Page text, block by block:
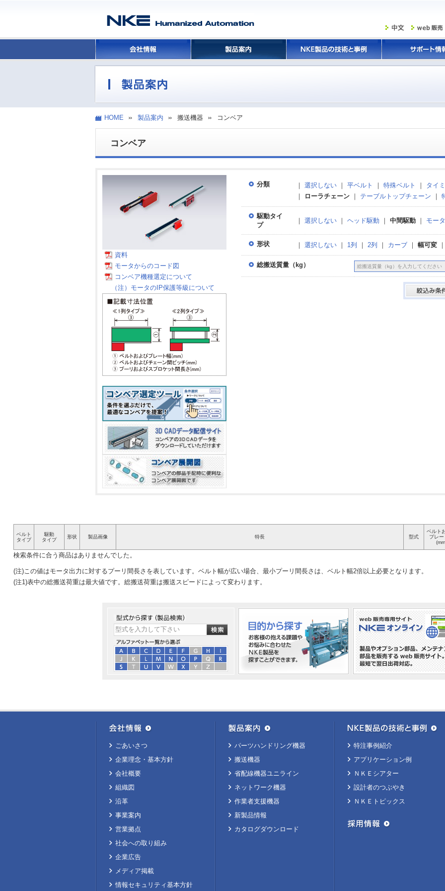
HOME 製品案内 搬送機器 コンベア
コンベア
資料
モータからのコード図
コンベア機種選定について
（注）モータのIP保護等級について
分類 ｜ 選択しない｜ 平ベルト ｜ 特殊ベルト ｜ タイ
｜
ローラチェーン｜ テーブルトップチェーン ｜
駆動タイ
プ
｜ 選択しない｜ ヘッド駆動 ｜ 中間駆動｜ モー
形状 ｜ 選択しない｜ 1列 ｜ 2列 ｜ カーブ｜ 幅可変｜
総搬送質量（kg）
ベルト
タイプ
駆動
タイプ
形状 製品画像 特長 型式
ベルト
プレ
検索条件に合う商品はありませんでした。
(注)この値はモータ出力に対するプーリ間長さを表しています。ベルト幅が広い場合、最小プーリ間長さは、ベルト幅2倍以上必要となります。
(注1)表中の総搬送荷重は最大値です。総搬送荷重は搬送スピードによって変わります。
ごあいさつ
企業理念・基本方針
会社概要
組織図
沿革
事業案内
営業拠点
社会への取り組み
企業広告
メディア掲載
情報セキュリティ基本方針
パーツハンドリング機器
搬送機器
省配線機器ユニライン
ネットワーク機器
作業者支援機器
新製品情報
カタログダウンロード
特注事例紹介
アプリケーション例
ＮＫＥシアター
設計者のつぶやき
ＮＫＥトピックス